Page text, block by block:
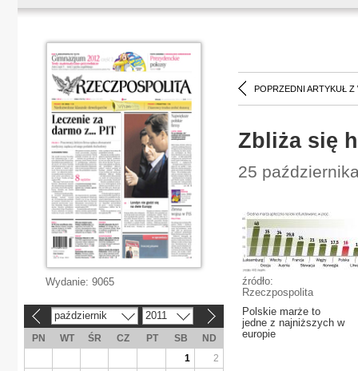
POPRZEDNI ARTYKUŁ Z
Zbliża się
25
źródło:
Rzeczpospolita
Polskie marże to
jedne z najniższych w
europie
Wydanie: 9065
październik 2011
PN WT ŚR CZ PT SB
ND
1
2